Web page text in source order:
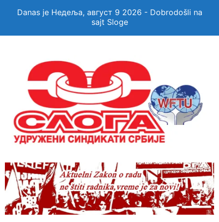
Danas je Недеља, август 9 2026 - Dobrodošli na
sajt Sloge